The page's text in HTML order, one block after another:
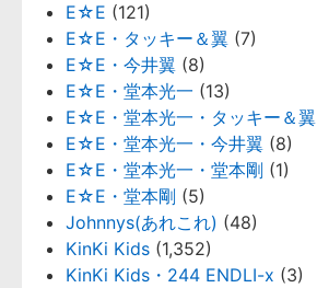
E☆E (121)
E☆E・タッキー＆翼 (7)
E☆E・今井翼 (8)
E☆E・堂本光一 (13)
E☆E・堂本光一・タッキー＆翼
E☆E・堂本光一・今井翼 (8)
E☆E・堂本光一・堂本剛 (1)
E☆E・堂本剛 (5)
Johnnys(あれこれ) (48)
KinKi Kids (1,352)
KinKi Kids・244 ENDLI-x (3)